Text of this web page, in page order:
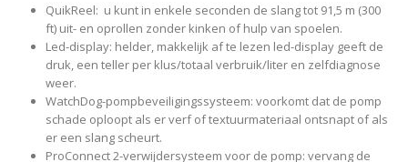
QuikReel: u kunt in enkele seconden de slang tot 91,5 m (300
ft) uit- en oprollen zonder kinken of hulp van spoelen.
Led-display: helder, makkelijk af te lezen led-display geeft de
druk, een teller per klus/totaal verbruik/liter en zelfdiagnose
weer.
WatchDog-pompbeveiligingssysteem: voorkomt dat de pomp
schade oploopt als er verf of textuurmateriaal ontsnapt of als
er een slang scheurt.
ProConnect 2-verwijdersysteem voor de pomp: vervang de